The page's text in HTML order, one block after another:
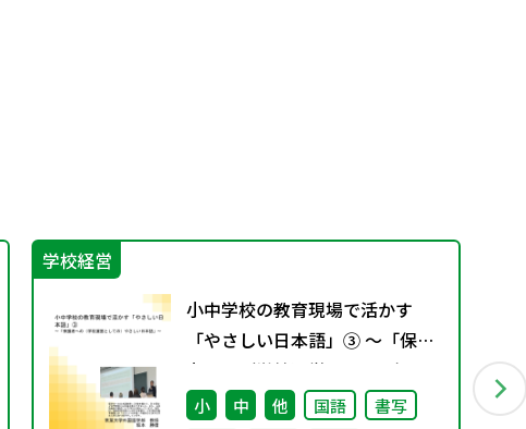
学校経営
小中学校の教育現場で活かす
「やさしい日本語」③ ～「保護
者への（学校運営としての）や
さしい日本語」～
小 中 他 国語
書写